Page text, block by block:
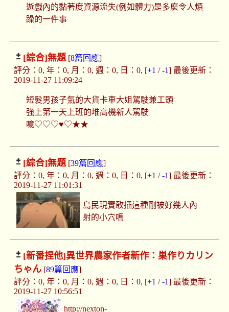
遊戲內的黏著度資源流失(例如體力)是多麼令人煩
躁的一件事
[綜合]無題[8篇回應]
評分：0, 年：0, 月：0, 週：0, 日：0, [+1 /-1] 最後更新：
2019-11-27 11:09:24
短髮男孩子氣的大貨卡車大姐駕駛兼工頭
強上第一天上班的堆高機新人駕駛
噫♡♡♡♥♡★★
[綜合]無題[39篇回應]
評分：0, 年：0, 月：0, 週：0, 日：0, [+1 /-1] 最後更新：
2019-11-27 11:01:31
島民現實敢插這種剛被好幾人內
射的小穴嗎
[新番捏他]異世界農家作者新作：巣作りカリン
ちゃん[89篇回應]
評分：0, 年：0, 月：0, 週：0, 日：0, [+1 /-1] 最後更新：
2019-11-27 10:56:51
http://nexton-